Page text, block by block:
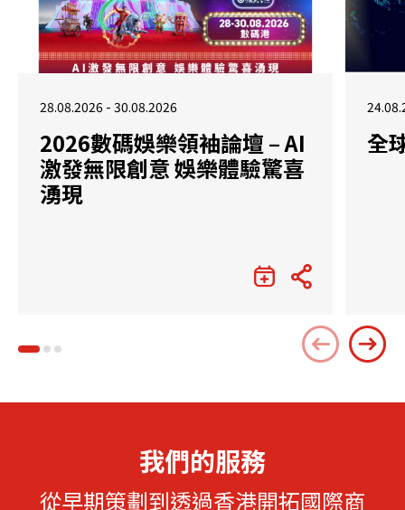
28.08.2026 - 30.08.2026
2026數碼娛樂領袖論壇 – AI
激發無限創意 娛樂體驗驚喜
湧現
全
我們的服務
從早期策劃到透過香港開拓國際商